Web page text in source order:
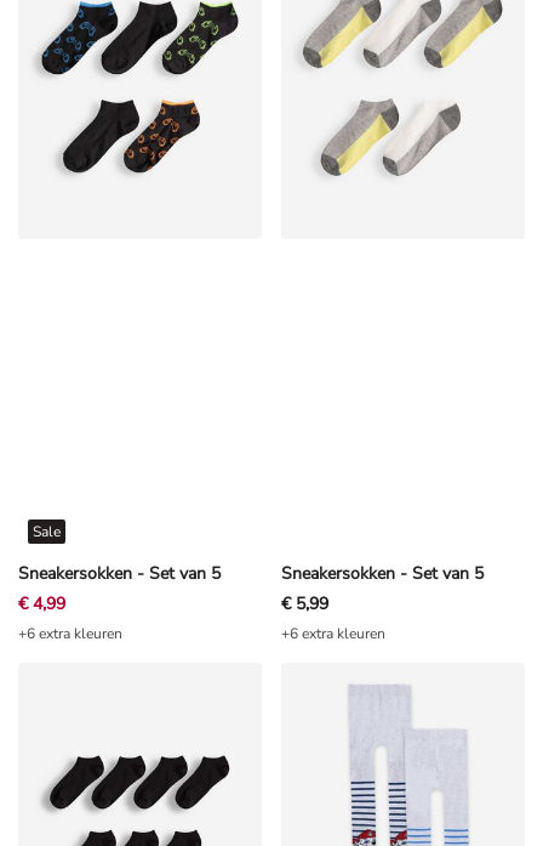
Sneakersokken - Set van 5
Sale
€ 4,99
+6 extra kleuren
Sneakersokken - Set van 5
€ 5,99
+6 extra kleuren